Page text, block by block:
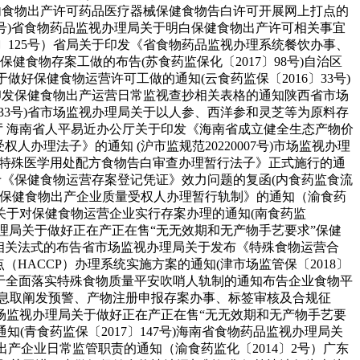
物出产许可药品医疗器械保健食物告白许可开展网上打点的
省食物药品监视办理局关于明白保健食物出产许可相关事宜
号）省局关于印发《省食物药品监视办理系统餐饮办事、
健食物存案工做的布告(苏食药监保化〔2017〕98号)自治区
好保健食物运营许可工做的通知(云食药监保〔2016〕33号)
保健食物出产运营日常监视查抄相关表格的通知陕西省市场
号)省市场监视办理局关于以人参、西洋参和灵芝等为原料存
南省人平易近办公厅关于印发《海南省成立健全生态产物价
人办理法子》的通知 (沪市监规范20220007号)市场监视办理
殊医学用处配方食物告白审查办理暂行法子》正式施行的通
保健食物运营存案登记凭证》效力问题的复函(内食药监食流
健食物出产企业质量受权人办理暂行轨制》的通知（渝食药
对保健食物运营企业实行存案办理的通知(南食药监
关于做好正在产正在售“无无效期和无产物手艺要求”保健
法式的布告省市场监视办理局关于发布《特殊食物运营合
HACCP）办理系统实施方案的通知(津市场监管保〔2018〕
面落实特殊食物质量平安吹哨人轨制的通知布告企业食物平
阐发预警、产物注册申报存案办事、标签审核及合规征
视办理局关于做好正在产正在售“无无效期和无产物手艺要
(青食药监保〔2017〕147号)海南省食物药品监视办理局关
企业日常监管职责的通知（渝食药监化〔2014〕2号）广东